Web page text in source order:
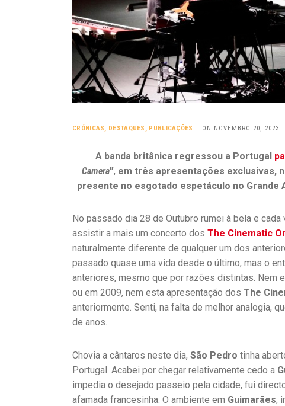
CRÓNICAS, DESTAQUES , PUBLICAÇÕES ON NOVEMBRO 20, 2023
A banda britânica regressou a Portugal
Camera”, em três apresentações exclusivas,
presente no esgotado espetáculo no Grande
No passado dia 28 de Outubro rumei à bela e
assistir a mais um concerto dos The Cinematic
naturalmente diferente de qualquer um dos
passado quase uma vida desde o último, mas o
anteriores, mesmo que por razões distintas. Nem
ou em 2009, nem esta apresentação dos The
anteriormente. Senti, na falta de melhor analogia,
de anos.
Chovia a cântaros neste dia, São Pedro tinha
Portugal. Acabei por chegar relativamente cedo a
impedia o desejado passeio pela cidade, fui
afamada francesinha. O ambiente em Guimarães,